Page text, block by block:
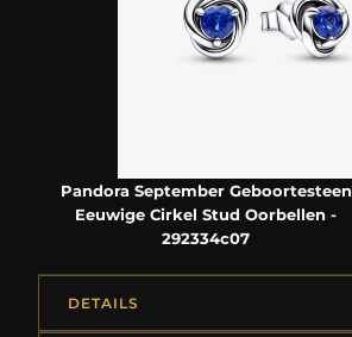
Pandora September Geboortesteen
Eeuwige Cirkel Stud Oorbellen -
292334c07
DETAILS